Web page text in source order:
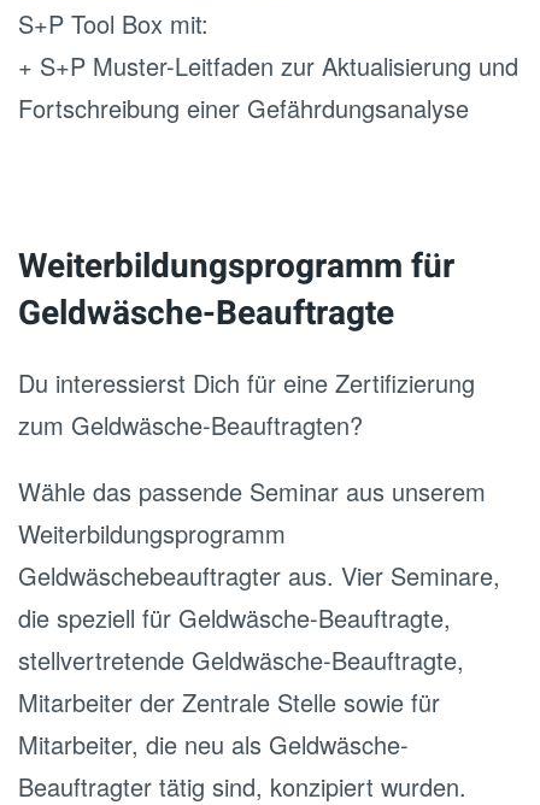
S+P Tool Box mit:
+ S+P Muster-Leitfaden zur Aktualisierung und
Fortschreibung einer Gefährdungsanalyse
Weiterbildungsprogramm für
Geldwäsche-Beauftragte
Du interessierst Dich für eine Zertifizierung
zum Geldwäsche-Beauftragten?
Wähle das passende Seminar aus unserem
Weiterbildungsprogramm
Geldwäschebeauftragter aus. Vier Seminare,
die speziell für Geldwäsche-Beauftragte,
stellvertretende Geldwäsche-Beauftragte,
Mitarbeiter der Zentrale Stelle sowie für
Mitarbeiter, die neu als Geldwäsche-
Beauftragter tätig sind, konzipiert wurden.